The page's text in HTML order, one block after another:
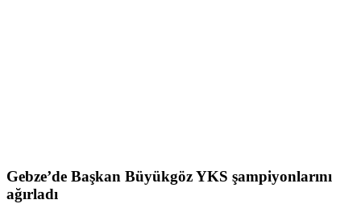
Gebze’de Başkan Büyükgöz YKS şampiyonlarını
ağırladı